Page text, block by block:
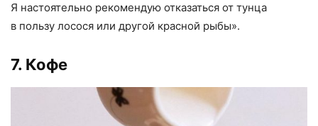
Я настоятельно рекомендую отказаться от тунца
в пользу лосося или другой красной рыбы».
7. Кофе